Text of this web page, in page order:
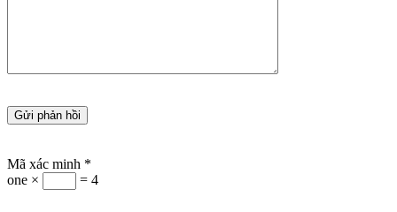
Mã xác minh *
one ×
= 4